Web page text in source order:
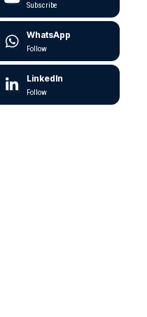
Subscribe
WhatsApp
Follow
LinkedIn
Follow